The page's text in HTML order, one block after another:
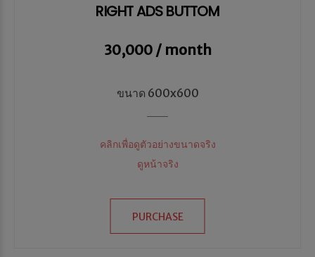
RIGHT ADS BUTTOM
30,000 / month
ขนาด 600x600
คลิกเพื่อดูตัวอย่างขนาดจริง
ดูหน้าจริง
PURCHASE